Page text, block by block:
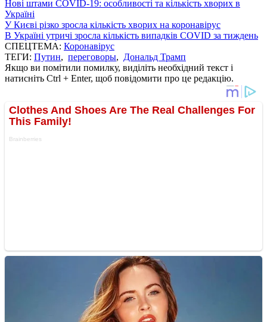
Нові штами COVID-19: особливості та кількість хворих в
Україні
У Києві різко зросла кількість хворих на коронавірус
В Україні утричі зросла кількість випадків COVID за тиждень
СПЕЦТЕМА: Коронавірус
ТЕГИ: Путин, переговоры, Дональд Трамп
Якщо ви помітили помилку, виділіть необхідний текст і
натисніть Ctrl + Enter, щоб повідомити про це редакцію.